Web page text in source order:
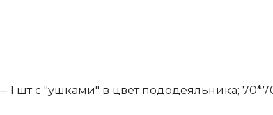
шт с "ушками" в цвет пододеяльника;